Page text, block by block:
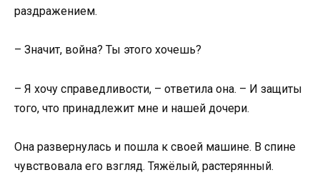
раздражением.
– Значит, война? Ты этого хочешь?
– Я хочу справедливости, – ответила она. – И защиты
того, что принадлежит мне и нашей дочери.
Она развернулась и пошла к своей машине. В спине
чувствовала его взгляд. Тяжёлый, растерянный.